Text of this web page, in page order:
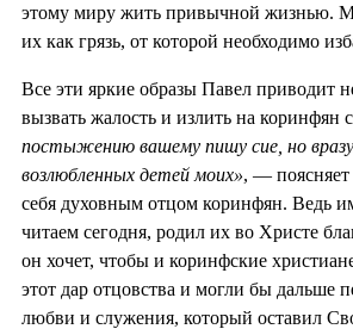
этому миру жить привычной жизнью.
их как грязь, от которой необходимо
Все эти яркие образы Павел приводит
вызвать жалость и излить на коринфян
постыжению вашему пишу сие, но
возлюбленных детей моих», —
себя духовным отцом коринфян. Ведь
читаем сегодня, родил их во Христе
он хочет, чтобы и коринфские
этот дар отцовства и могли бы дальше
любви и служения, который оставил